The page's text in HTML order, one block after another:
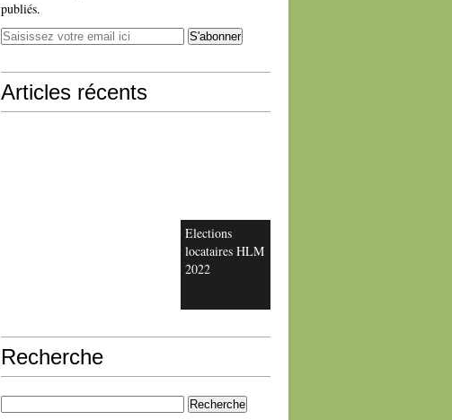
publiés.
Articles récents
Elections
locataires HLM
2022
Recherche